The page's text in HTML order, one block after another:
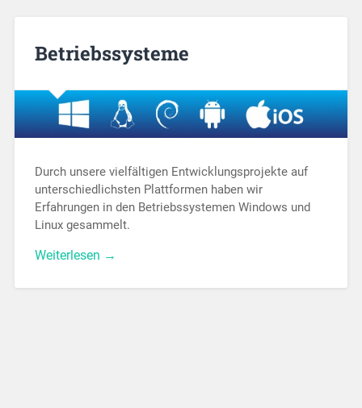
Betriebssysteme
Durch unsere vielfältigen Entwicklungsprojekte auf
unterschiedlichsten Plattformen haben wir
Erfahrungen in den Betriebssystemen Windows und
Linux gesammelt.
Weiterlesen →